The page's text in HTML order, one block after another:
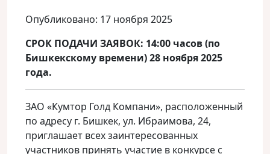
Опубликовано: 17 ноября 2025
СРОК ПОДАЧИ ЗАЯВОК: 14:00 часов (по
Бишкекскому времени) 28 ноября 2025
года.
ЗАО «Кумтор Голд Компани», расположенный
по адресу г. Бишкек, ул. Ибраимова, 24,
приглашает всех заинтересованных
участников принять участие в конкурсе с